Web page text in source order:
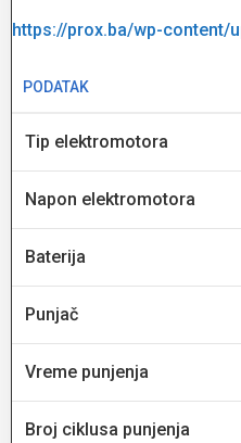
https://prox.ba/wp-content/
PODATAK
Tip elektromotora
Napon elektromotora
Baterija
Punjač
Vreme punjenja
Broj ciklusa punjenja